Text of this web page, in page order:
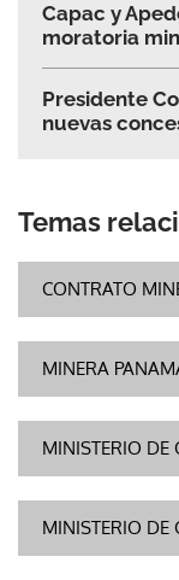
Capac y
moratoria
Presidente
nuevas
Temas
CONTRATO
MINERA
MINISTERIO DE
MINISTERIO DE